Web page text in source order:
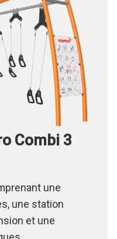
Combi 3
une
une station
et une